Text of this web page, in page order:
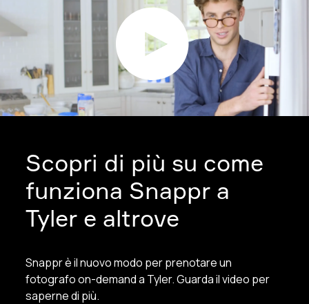
Scopri di più su come
funziona Snappr a
Tyler e altrove
Snappr è il nuovo modo per prenotare un
fotografo on-demand a Tyler. Guarda il video per
saperne di più.